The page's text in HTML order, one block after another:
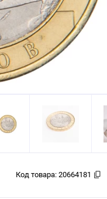
Код товара: 20664181